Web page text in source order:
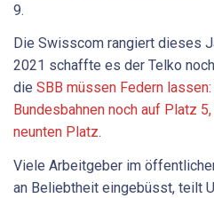
9.
Die Swisscom rangiert dieses
2021 schaffte es der Telko
die SBB müssen Federn
Bundesbahnen noch auf Platz
neunten Platz.
Viele Arbeitgeber im
an Beliebtheit eingebüsst, teilt